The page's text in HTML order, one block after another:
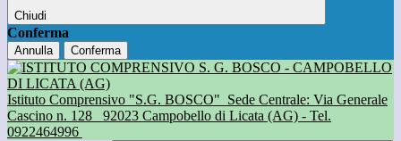
Chiudi
Conferma
Annulla Conferma
Istituto Comprensivo "S.G. BOSCO" Sede Centrale: Via Generale
Cascino n. 128
92023 Campobello di Licata (AG) - Tel.
0922464996